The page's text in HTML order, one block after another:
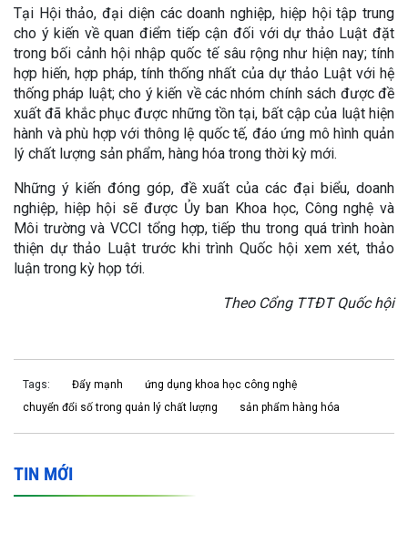
Tại Hội thảo, đại diện các doanh nghiệp, hiệp hội tập trung
cho ý kiến về quan điểm tiếp cận đối với dự thảo Luật đặt
trong bối cảnh hội nhập quốc tế sâu rộng như hiện nay; tính
hợp hiến, hợp pháp, tính thống nhất của dự thảo Luật với hệ
thống pháp luật; cho ý kiến về các nhóm chính sách được đề
xuất đã khắc phục được những tồn tại, bất cập của luật hiện
hành và phù hợp với thông lệ quốc tế, đáo ứng mô hình quản
lý chất lượng sản phẩm, hàng hóa trong thời kỳ mới.
Những ý kiến đóng góp, đề xuất của các đại biểu, doanh
nghiệp, hiệp hội sẽ được Ủy ban Khoa học, Công nghệ và
Môi trường và VCCI tổng hợp, tiếp thu trong quá trình hoàn
thiện dự thảo Luật trước khi trình Quốc hội xem xét, thảo
luận trong kỳ họp tới.
Theo Cổng TTĐT Quốc hội
Tags: Đẩy mạnh
ứng dụng khoa học công nghệ
chuyển đổi số trong quản lý chất lượng
sản phẩm hàng hóa
TIN MỚI